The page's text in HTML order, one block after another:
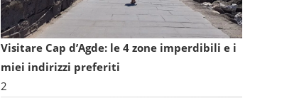
Visitare Cap d’Agde: le 4 zone imperdibili e i
miei indirizzi preferiti
2